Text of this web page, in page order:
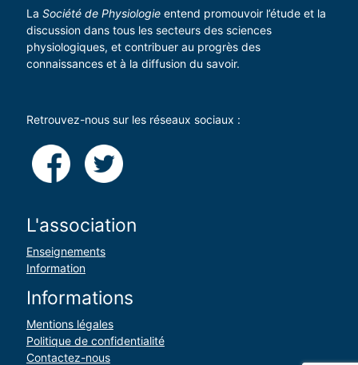
La Société de Physiologieentend promouvoir l’étude et la
discussion dans tous les secteurs des sciences
physiologiques, et contribuer au progrès des
connaissances et à la diffusion du savoir.
Retrouvez-nous sur les réseaux sociaux :
L'association
Enseignements
Information
Informations
Mentions légales
Politique de confidentialité
Contactez-nous